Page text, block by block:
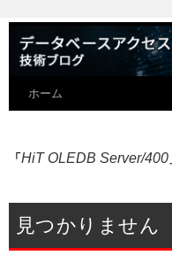
ホーム
「HiT OLEDB Server/400
見つかりません